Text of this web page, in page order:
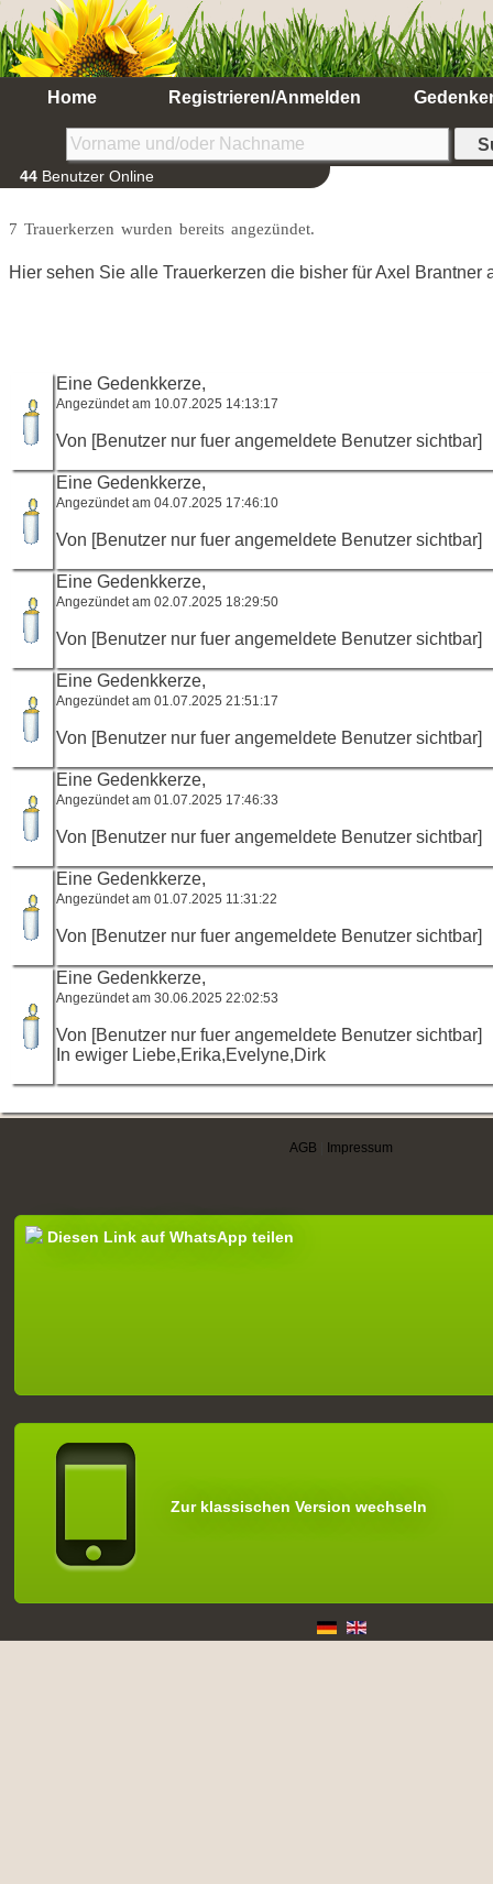
Home Registrieren/Anmelden
44 Benutzer Online
7 Trauerkerzen wurden bereits angezündet.
Hier sehen Sie alle Trauerkerzen die bisher für Axel Brantner
Eine Gedenkkerze,
Angezündet am 10.07.2025 14:13:17
Von [Benutzer nur fuer angemeldete Benutzer sichtbar]
Eine Gedenkkerze,
Angezündet am 04.07.2025 17:46:10
Von [Benutzer nur fuer angemeldete Benutzer sichtbar]
Eine Gedenkkerze,
Angezündet am 02.07.2025 18:29:50
Von [Benutzer nur fuer angemeldete Benutzer sichtbar]
Eine Gedenkkerze,
Angezündet am 01.07.2025 21:51:17
Von [Benutzer nur fuer angemeldete Benutzer sichtbar]
Eine Gedenkkerze,
Angezündet am 01.07.2025 17:46:33
Von [Benutzer nur fuer angemeldete Benutzer sichtbar]
Eine Gedenkkerze,
Angezündet am 01.07.2025 11:31:22
Von [Benutzer nur fuer angemeldete Benutzer sichtbar]
Eine Gedenkkerze,
Angezündet am 30.06.2025 22:02:53
Von [Benutzer nur fuer angemeldete Benutzer sichtbar]
In ewiger Liebe,Erika,Evelyne,Dirk
AGB Impressum
Diesen Link auf WhatsApp teilen
Zur klassischen Version wechseln